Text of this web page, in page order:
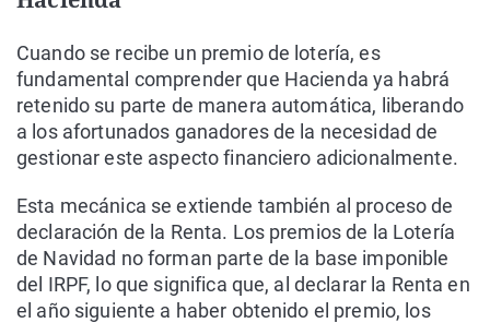
Cuando se recibe un premio de lotería, es
fundamental comprender que Hacienda ya habrá
retenido su parte de manera automática, liberando
a los afortunados ganadores de la necesidad de
gestionar este aspecto financiero adicionalmente.
Esta mecánica se extiende también al proceso de
declaración de la Renta. Los premios de la Lotería
de Navidad no forman parte de la base imponible
del IRPF, lo que significa que, al declarar la Renta en
el año siguiente a haber obtenido el premio, los